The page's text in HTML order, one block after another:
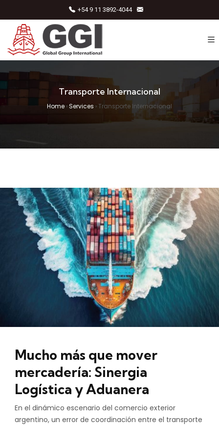
+54 9 11 3892-4044
Transporte Internacional
Home ›Services ›Transporte Internacional
Mucho más que mover
mercadería: Sinergia
Logística y Aduanera
En el dinámico escenario del comercio exterior
argentino, un error de coordinación entre el transporte